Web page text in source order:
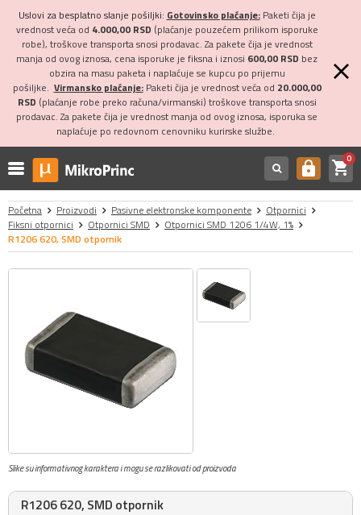
Uslovi za besplatno slanje pošiljki: Gotovinsko plaćanje:Paketi čija je
vrednost veća od 4.000,00 RSD (plaćanje pouzećem prilikom isporuke
robe), troškove transporta snosi prodavac. Za pakete čija je vrednost
manja od ovog iznosa, cena isporuke je fiksna i iznosi 600,00 RSD bez
obzira na masu paketa i naplaćuje se kupcu po prijemu
pošiljke. Virmansko plaćanje:Paketi čija je vrednost veća od 20.000,00
RSD (plaćanje robe preko računa/virmanski) troškove transporta snosi
prodavac. Za pakete čija je vrednost manja od ovog iznosa, isporuka se
naplaćuje po redovnom cenovniku kurirske službe.
https shopping_cart0
Početna Proizvodi Pasivne elektronske komponente
Otpornici
Fiksni otpornici
Otpornici SMD
Otpornici SMD 1206 1/4W, 1%
R1206 620, SMD otpornik
Slike su informativnog karaktera i mogu se razlikovati od proizvoda
R1206 620, SMD otpornik